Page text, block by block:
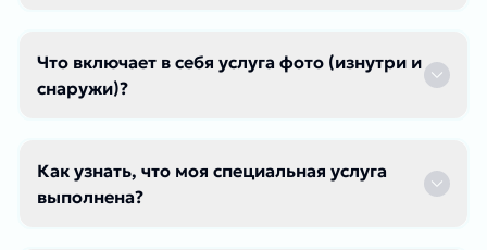
Что включает в себя услуга фото (изнутри и
снаружи)?
Как узнать, что моя специальная услуга
выполнена?